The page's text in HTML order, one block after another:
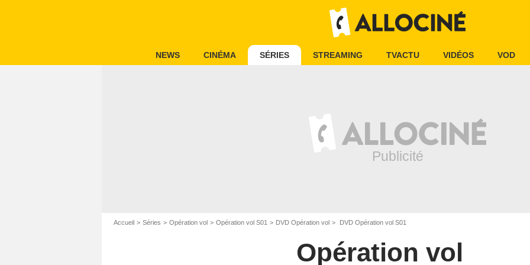
NEWS CINÉMA SÉRIES STREAMING TVACTU VIDÉOS VOD
Accueil Séries Opération vol Opération vol S01 DVD Opération vol DVD Opération vol S01
Opération vol